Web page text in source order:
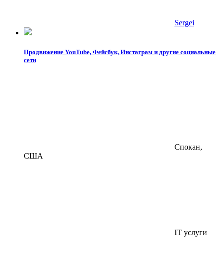
Sergei
Продвижение YouTube, Фейсбук, Инстаграм и другие социальные
сети
Спокан,
США
IT услуги